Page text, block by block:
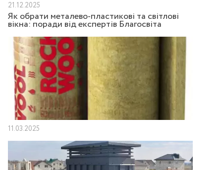
21.12.2025
Як обрати металево-пластикові та світлові
вікна: поради від експертів Благосвіта
11.03.2025